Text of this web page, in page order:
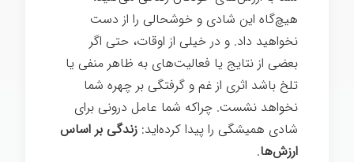
هیچ‌گاه این شادی و خوشحالی را از دست
نخواهید داد. و در خیلی از اوقات، حتی اگر
بعضی از نتایج یا فعالیت‌های به ظاهر منفی یا
تلخ باشد اثری از غم و گرفتگی بر چهره شما
نخواهد نشست. چراکه شما عامل درونی برای
شادی همیشگی را پیدا کرده‌اید: زندگی بر اساس
ارزش‌ها.